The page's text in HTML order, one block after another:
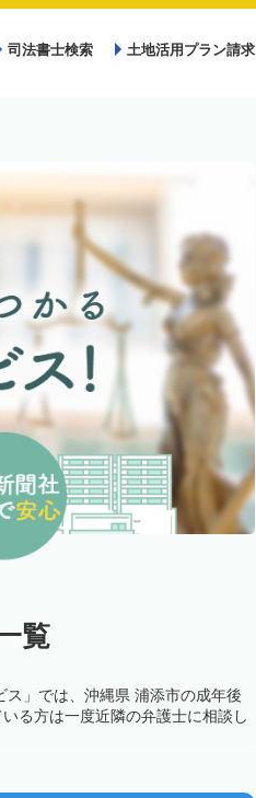
司法書士検索 土地活用プラン請求
覧
」では、沖縄県 浦添市の成年後
る方は一度近隣の弁護士に相談し